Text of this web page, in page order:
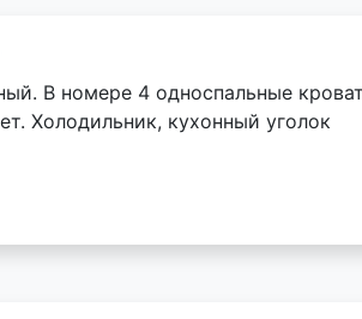
В номере 4 односпальные
Холодильник, кухонный уголок